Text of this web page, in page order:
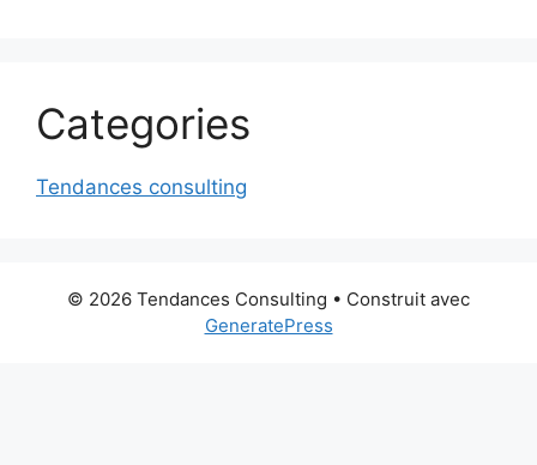
Categories
Tendances consulting
© 2026 Tendances Consulting • Construit avec
GeneratePress